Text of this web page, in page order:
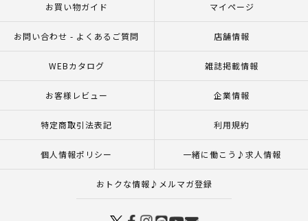
お買い物ガイド マイページ
お問い合わせ - よくあるご質問 店舗情報
WEBカタログ 雑誌掲載情報
お客様レビュー 企業情報
特定商取引法表記 利用規約
個人情報ポリシー 一緒に働こう♪求人情報
おトクな情報♪メルマガ登録